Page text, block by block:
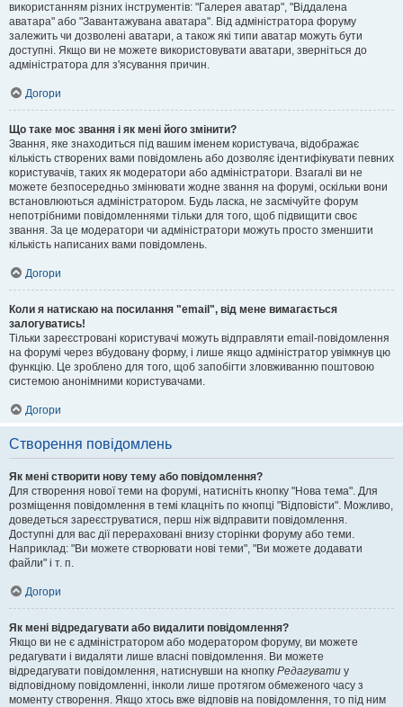
використанням різних інструментів: "Галерея аватар", "Віддалена
аватара" або "Завантажувана аватара". Від адміністратора форуму
залежить чи дозволені аватари, а також які типи аватар можуть бути
доступні. Якщо ви не можете використовувати аватари, зверніться до
адміністратора для з'ясування причин.
Догори
Що таке моє звання і як мені його змінити?
Звання, яке знаходиться під вашим іменем користувача, відображає
кількість створених вами повідомлень або дозволяє ідентифікувати певних
користувачів, таких як модератори або адміністратори. Взагалі ви не
можете безпосередньо змінювати жодне звання на форумі, оскільки вони
встановлюються адміністратором. Будь ласка, не засмічуйте форум
непотрібними повідомленнями тільки для того, щоб підвищити своє
звання. За це модератори чи адміністратори можуть просто зменшити
кількість написаних вами повідомлень.
Догори
Коли я натискаю на посилання "email", від мене вимагається
залогуватись!
Тільки зареєстровані користувачі можуть відправляти email-повідомлення
на форумі через вбудовану форму, і лише якщо адміністратор увімкнув цю
функцію. Це зроблено для того, щоб запобігти зловживанню поштовою
системою анонімними користувачами.
Догори
Створення повідомлень
Як мені створити нову тему або повідомлення?
Для створення нової теми на форумі, натисніть кнопку "Нова тема". Для
розміщення повідомлення в темі клацніть по кнопці "Відповісти". Можливо,
доведеться зареєструватися, перш ніж відправити повідомлення.
Доступні для вас дії перераховані внизу сторінки форуму або теми.
Наприклад: "Ви можете створювати нові теми", "Ви можете додавати
файли" і т. п.
Догори
Як мені відредагувати або видалити повідомлення?
Якщо ви не є адміністратором або модератором форуму, ви можете
редагувати і видаляти лише власні повідомлення. Ви можете
відредагувати повідомлення, натиснувши на кнопку Редагувати у
відповідному повідомленні, інколи лише протягом обмеженого часу з
моменту створення. Якщо хтось вже відповів на повідомлення, то під ним